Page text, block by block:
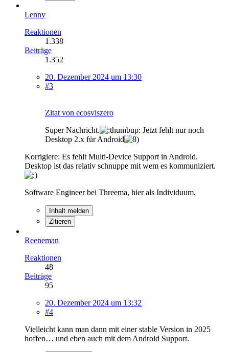
Lenny
Reaktionen
1.338
Beiträge
1.352
20. Dezember 2024 um 13:30
#3
Zitat von ecosviszero
Super Nachricht.
Jetzt fehlt nur noch
Desktop 2.x für Android
Korrigiere: Es fehlt Multi-Device Support in Android.
Desktop ist das relativ schnuppe mit wem es kommuniziert.
Software Engineer bei Threema, hier als Individuum.
Inhalt melden
Zitieren
Reeneman
Reaktionen
48
Beiträge
95
20. Dezember 2024 um 13:32
#4
Vielleicht kann man dann mit einer stable Version in 2025
hoffen… und eben auch mit dem Android Support.